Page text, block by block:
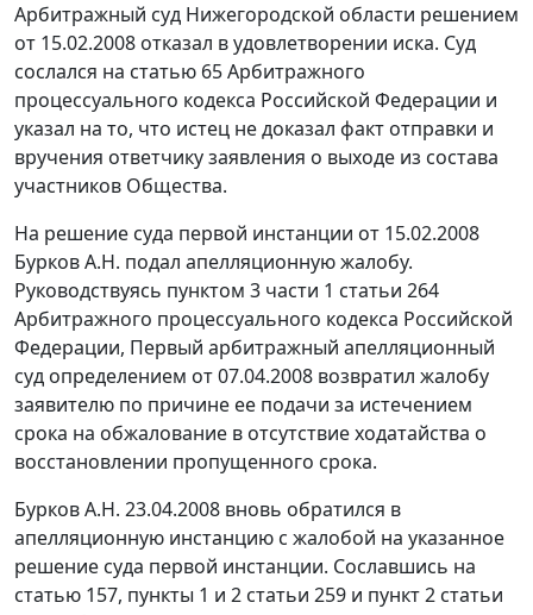
Арбитражный суд Нижегородской области решением
от 15.02.2008 отказал в удовлетворении иска. Суд
сослался на статью 65Арбитражного
процессуального кодекса Российской Федерации и
указал на то, что истец не доказал факт отправки и
вручения ответчику заявления о выходе из состава
участников Общества.
На решение суда первой инстанции от 15.02.2008
Бурков А.Н. подал апелляционную жалобу.
Руководствуясь пунктом 3 части 1 статьи 264
Арбитражного процессуального кодекса Российской
Федерации, Первый арбитражный апелляционный
суд определением от 07.04.2008 возвратил жалобу
заявителю по причине ее подачи за истечением
срока на обжалование в отсутствие ходатайства о
восстановлении пропущенного срока.
Бурков А.Н. 23.04.2008 вновь обратился в
апелляционную инстанцию с жалобой на указанное
решение суда первой инстанции. Сославшись на
статью 157, пункты 1 и 2 статьи 259 и пункт 2 статьи